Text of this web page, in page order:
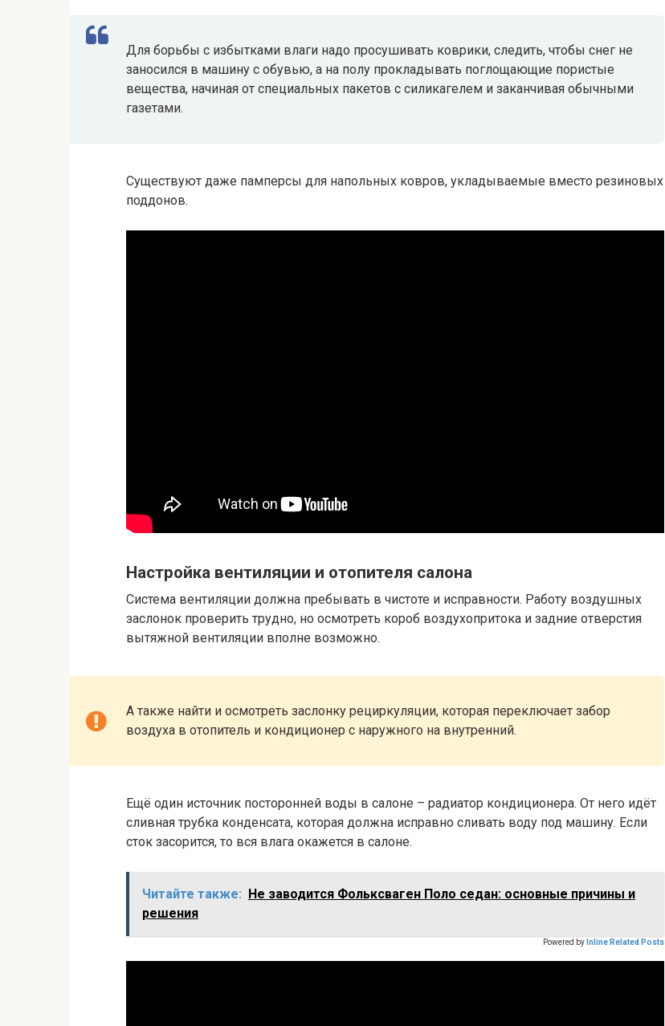
Для борьбы с избытками влаги надо просушивать коврики, следить, чтобы снег не
заносился в машину с обувью, а на полу прокладывать поглощающие пористые
вещества, начиная от специальных пакетов с силикагелем и заканчивая обычными
газетами.
Существуют даже памперсы для напольных ковров, укладываемые вместо резиновых
поддонов.
Настройка вентиляции и отопителя салона
Система вентиляции должна пребывать в чистоте и исправности. Работу воздушных
заслонок проверить трудно, но осмотреть короб воздухопритока и задние отверстия
вытяжной вентиляции вполне возможно.
А также найти и осмотреть заслонку рециркуляции, которая переключает забор
воздуха в отопитель и кондиционер с наружного на внутренний.
Ещё один источник посторонней воды в салоне – радиатор кондиционера. От него идёт
сливная трубка конденсата, которая должна исправно сливать воду под машину. Если
сток засорится, то вся влага окажется в салоне.
Читайте также: Не заводится Фольксваген Поло седан: основные причины и
решения
Powered by Inline Related Posts